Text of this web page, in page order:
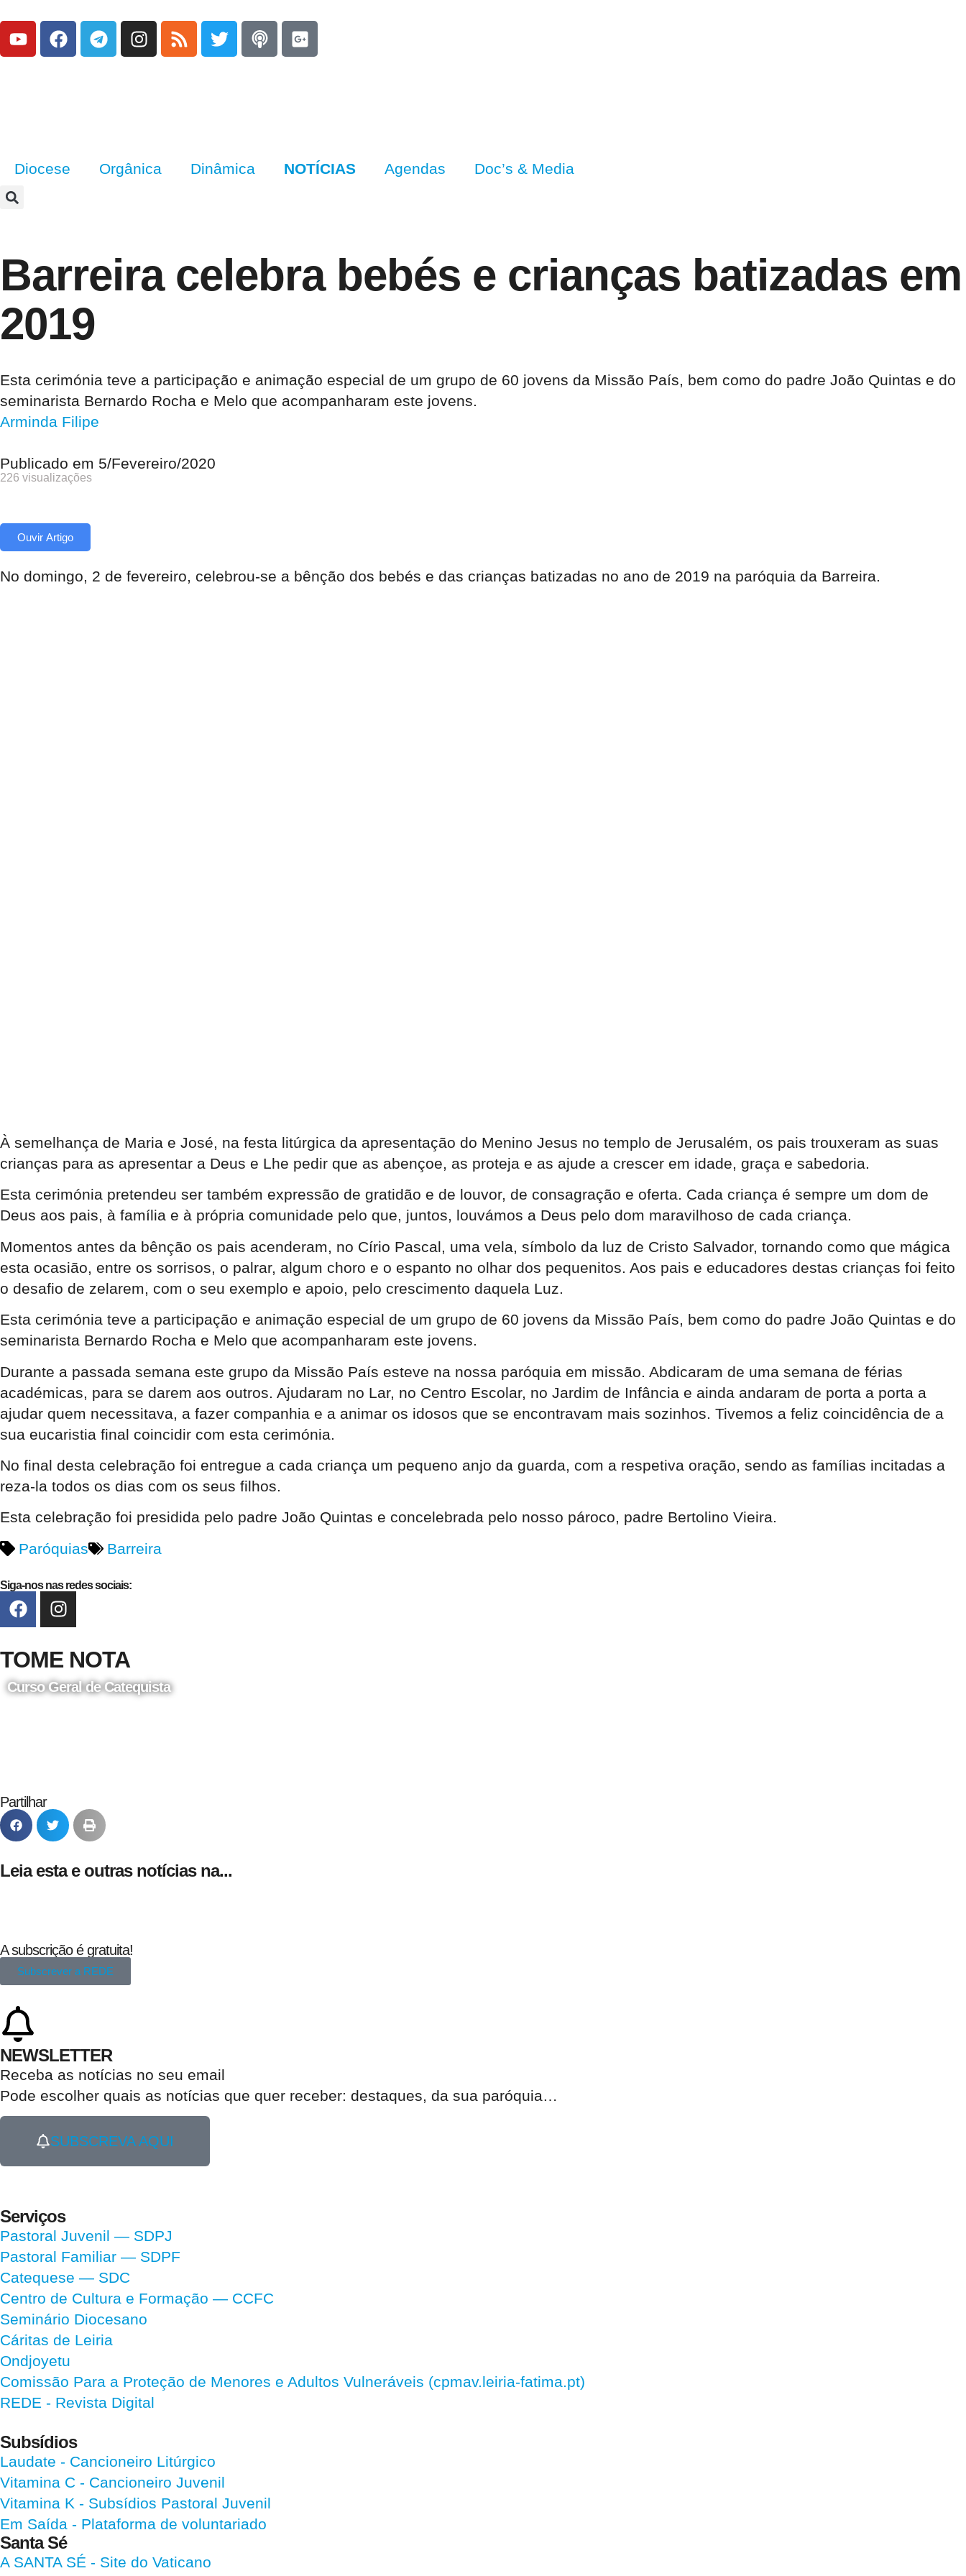
Diocese Orgânica Dinâmica NOTÍCIAS Agendas Doc’s & Media
Barreira celebra bebés e crianças batizadas em
2019
Esta cerimónia teve a participação e animação especial de um grupo de 60 jovens da Missão País, bem como do padre João Quintas e do
seminarista Bernardo Rocha e Melo que acompanharam este jovens.
Arminda Filipe
Publicado em 5/Fevereiro/2020
226 visualizações
Ouvir Artigo
No domingo, 2 de fevereiro, celebrou-se a bênção dos bebés e das crianças batizadas no ano de 2019 na paróquia da Barreira.
À semelhança de Maria e José, na festa litúrgica da apresentação do Menino Jesus no templo de Jerusalém, os pais trouxeram as suas
crianças para as apresentar a Deus e Lhe pedir que as abençoe, as proteja e as ajude a crescer em idade, graça e sabedoria.
Esta cerimónia pretendeu ser também expressão de gratidão e de louvor, de consagração e oferta. Cada criança é sempre um dom de
Deus aos pais, à família e à própria comunidade pelo que, juntos, louvámos a Deus pelo dom maravilhoso de cada criança.
Momentos antes da bênção os pais acenderam, no Círio Pascal, uma vela, símbolo da luz de Cristo Salvador, tornando como que mágica
esta ocasião, entre os sorrisos, o palrar, algum choro e o espanto no olhar dos pequenitos. Aos pais e educadores destas crianças foi feito
o desafio de zelarem, com o seu exemplo e apoio, pelo crescimento daquela Luz.
Esta cerimónia teve a participação e animação especial de um grupo de 60 jovens da Missão País, bem como do padre João Quintas e do
seminarista Bernardo Rocha e Melo que acompanharam este jovens.
Durante a passada semana este grupo da Missão País esteve na nossa paróquia em missão. Abdicaram de uma semana de férias
académicas, para se darem aos outros. Ajudaram no Lar, no Centro Escolar, no Jardim de Infância e ainda andaram de porta a porta a
ajudar quem necessitava, a fazer companhia e a animar os idosos que se encontravam mais sozinhos. Tivemos a feliz coincidência de a
sua eucaristia final coincidir com esta cerimónia.
No final desta celebração foi entregue a cada criança um pequeno anjo da guarda, com a respetiva oração, sendo as famílias incitadas a
reza-la todos os dias com os seus filhos.
Esta celebração foi presidida pelo padre João Quintas e concelebrada pelo nosso pároco, padre Bertolino Vieira.
Paróquias
Barreira
Siga-nos nas redes sociais:
TOME NOTA
Curso Geral de Catequista
Partilhar
Leia esta e outras notícias na...
A subscrição é gratuita!
Subscrever a REDE
NEWSLETTER
Receba as notícias no seu email​
Pode escolher quais as notícias que quer receber: destaques, da sua paróquia…
SUBSCREVA AQUI
Serviços
Pastoral Juvenil — SDPJ
Pastoral Familiar — SDPF
Catequese — SDC
Centro de Cultura e Formação — CCFC
Seminário Diocesano
Cáritas de Leiria
Ondjoyetu
Comissão Para a Proteção de Menores e Adultos Vulneráveis (cpmav.leiria-fatima.pt)
REDE - Revista Digital
Subsídios
Laudate - Cancioneiro Litúrgico
Vitamina C - Cancioneiro Juvenil
Vitamina K - Subsídios Pastoral Juvenil
Em Saída - Plataforma de voluntariado
Santa Sé
A SANTA SÉ - Site do Vaticano